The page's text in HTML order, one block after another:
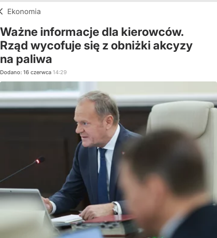
Ekonomia
Ważne informacje dla kierowców.
Rząd wycofuje się z obniżki akcyzy
na paliwa
Dodano: 16 czerwca 14:29